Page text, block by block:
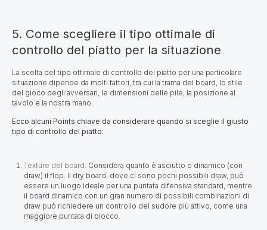
5. Come scegliere il tipo ottimale di
controllo del piatto per la situazione
La scelta del tipo ottimale di controllo del piatto per una particolare
situazione dipende da molti fattori, tra cui la trama del board, lo stile
del gioco degli avversari, le dimensioni delle pile, la posizione al
tavolo e la nostra mano.
Ecco alcuni Points chiave da considerare quando si sceglie il giusto
tipo di controllo del piatto:
Texture del board. Considera quanto è asciutto o dinamico (con
draw) il flop. Il dry board, dove ci sono pochi possibili draw, può
essere un luogo ideale per una puntata difensiva standard, mentre
il board dinamico con un gran numero di possibili combinazioni di
draw può richiedere un controllo del sudore più attivo, come una
maggiore puntata di blocco.